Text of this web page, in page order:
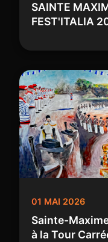
SAINTE
FEST'ITALIA
01 MAI 2026
Sainte-
à la Tour